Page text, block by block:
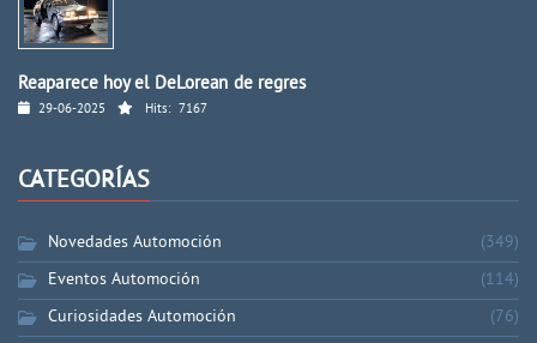
Reaparece hoy el DeLorean de regres
29-06-2025 Hits: 7167
CATEGORÍAS
Novedades Automoción
(349)
Eventos Automoción
(114)
Curiosidades Automoción
(76)